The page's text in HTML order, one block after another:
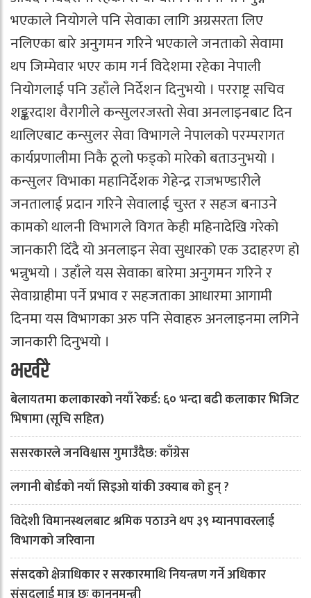
भएकाले नियोगले पनि सेवाका लागि अग्रसरता लिए
नलिएका बारे अनुगमन गरिने भएकाले जनताको सेवामा
थप जिम्मेवार भएर काम गर्न विदेशमा रहेका नेपाली
नियोगलाई पनि उहाँले निर्देशन दिनुभयो । परराष्ट्र सचिव
शङ्करदाश वैरागीले कन्सुलरजस्तो सेवा अनलाइनबाट दिन
थालिएबाट कन्सुलर सेवा विभागले नेपालको परम्परागत
कार्यप्रणालीमा निकै ठूलो फड्को मारेको बताउनुभयो ।
कन्सुलर विभाका महानिर्देशक गेहेन्द्र राजभण्डारीले
जनतालाई प्रदान गरिने सेवालाई चुस्त र सहज बनाउने
कामको थालनी विभागले विगत केही महिनादेखि गरेको
जानकारी दिँदै यो अनलाइन सेवा सुधारको एक उदाहरण हो
भन्नुभयो । उहाँले यस सेवाका बारेमा अनुगमन गरिने र
सेवाग्राहीमा पर्ने प्रभाव र सहजताका आधारमा आगामी
दिनमा यस विभागका अरु पनि सेवाहरु अनलाइनमा लगिने
जानकारी दिनुभयो ।
भर्खरै
बेलायतमा कलाकारको नयाँ रेकर्ड: ६० भन्दा बढी कलाकार भिजिट
भिषामा (सूचि सहित)
ससरकारले जनविश्वास गुमाउँदैछ: काँग्रेस
लगानी बोर्डको नयाँ सिइओ यांकी उक्याब को हुन् ?
विदेशी विमानस्थलबाट श्रमिक पठाउने थप ३९ म्यानपावरलाई
विभागको जरिवाना
संसदको क्षेत्राधिकार र सरकारमाथि नियन्त्रण गर्ने अधिकार